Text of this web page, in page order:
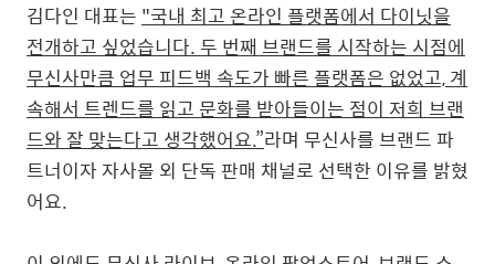
김다인 대표는 "국내 최고 온라인 플랫폼에서 다이닛을
전개하고 싶었습니다. 두 번째 브랜드를 시작하는 시점에
무신사만큼 업무 피드백 속도가 빠른 플랫폼은 없었고,계
속해서 트렌드를 읽고 문화를 받아들이는 점이 저희 브랜
드와 잘 맞는다고 생각했어요.”라며 무신사를 브랜드 파
트너이자 자사몰 외 단독 판매 채널로 선택한 이유를 밝혔
어요.